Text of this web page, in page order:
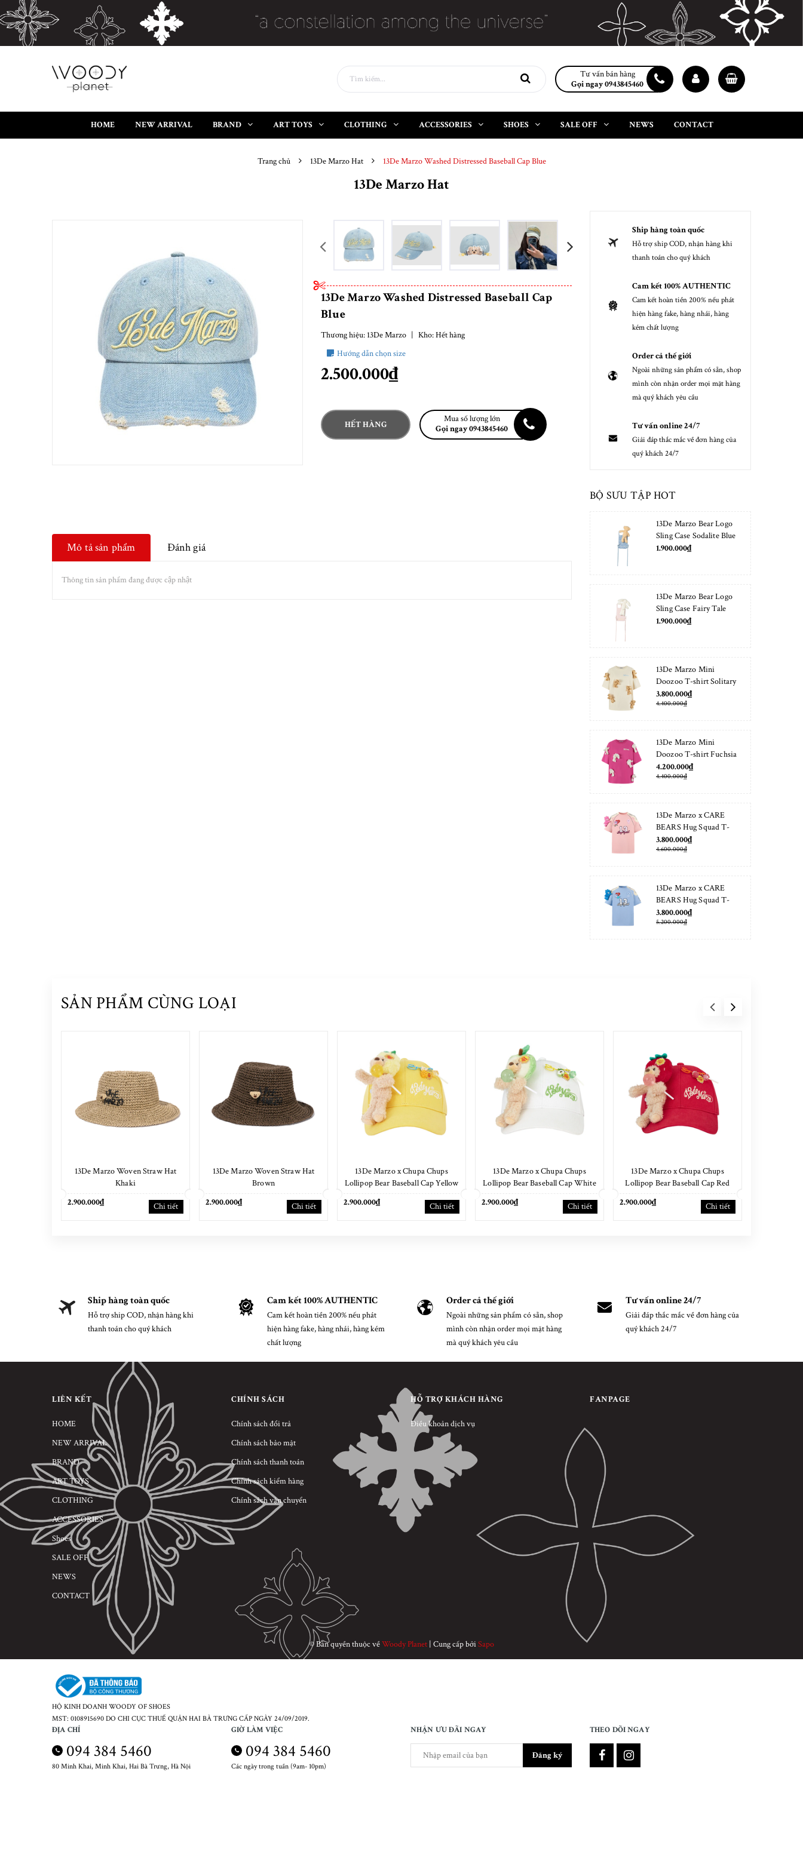
Tư vấn bán hàng
Gọi ngay 0943845460
HOME NEW ARRIVAL BRAND ART TOYS CLOTHING ACCESSORIES SHOES SALE OFF NEWS CONTACT
Trang chủ 13De Marzo Hat 13De Marzo Washed Distressed Baseball Cap Blue
13De Marzo Hat
prev next
13De Marzo Washed Distressed Baseball Cap
Blue
Thương hiệu: 13De Marzo | Kho:Hết hàng
Hướng dẫn chọn size
2.500.000₫
HẾT HÀNG
Mua số lượng lớn
Gọi ngay 0943845460
Mô tả sản phẩm Đánh giá
Thông tin sản phẩm đang được cập nhật
Ship hàng toàn quốc
Hỗ trợ ship COD, nhận hàng khi
thanh toán cho quý khách
Cam kết 100% AUTHENTIC
Cam kết hoàn tiền 200% nếu phát
hiện hàng fake, hàng nhái, hàng
kém chất lượng
Order cả thế giới
Ngoài những sản phẩm có sẵn, shop
mình còn nhận order mọi mặt hàng
mà quý khách yêu cầu
Tư vấn online 24/7
Giải đáp thắc mắc về đơn hàng của
quý khách 24/7
BỘ SƯU TẬP HOT
13De Marzo Bear Logo
Sling Case Sodalite Blue
1.900.000₫
13De Marzo Bear Logo
Sling Case Fairy Tale
1.900.000₫
13De Marzo Mini
Doozoo T-shirt Solitary
Star
3.800.000₫
4.400.000₫
13De Marzo Mini
Doozoo T-shirt Fuchsia
Fedora
4.200.000₫
4.400.000₫
13De Marzo x CARE
BEARS Hug Squad T-
shirt Almond Blossom
3.800.000₫
4.600.000₫
13De Marzo x CARE
BEARS Hug Squad T-
shirt Placid Blue
3.800.000₫
5.200.000₫
SẢN PHẨM CÙNG LOẠI
13De Marzo Woven Straw Hat
Khaki
2.900.000₫
Chi tiết
13De Marzo Woven Straw Hat
Brown
2.900.000₫
Chi tiết
13De Marzo x Chupa Chups
Lollipop Bear Baseball Cap Yellow
2.900.000₫
Chi tiết
13De Marzo x Chupa Chups
Lollipop Bear Baseball Cap White
2.900.000₫
Chi tiết
13De Marzo x Chupa Chups
Lollipop Bear Baseball Cap Red
2.900.000₫
Chi tiết
Ship hàng toàn quốc
Hỗ trợ ship COD, nhận hàng khi
thanh toán cho quý khách
Cam kết 100% AUTHENTIC
Cam kết hoàn tiền 200% nếu phát
hiện hàng fake, hàng nhái, hàng kém
chất lượng
Order cả thế giới
Ngoài những sản phẩm có sẵn, shop
mình còn nhận order mọi mặt hàng
mà quý khách yêu cầu
Tư vấn online 24/7
Giải đáp thắc mắc về đơn hàng của
quý khách 24/7
LIÊN KẾT
HOME
NEW ARRIVAL
BRAND
ART TOYS
CLOTHING
ACCESSORIES
Shoes
SALE OFF
NEWS
CONTACT
CHÍNH SÁCH
Chính sách đổi trả
Chính sách bảo mật
Chính sách thanh toán
Chính sách kiểm hàng
Chính sách vận chuyển
HỖ TRỢ KHÁCH HÀNG
Điều khoản dịch vụ
FANPAGE
© Bản quyền thuộc vềWoody Planet | Cung cấp bởiSapo
HỘ KINH DOANH WOODY OF SHOES
MST: 0108915690 DO CHI CỤC THUẾ QUẬN HAI BÀ TRƯNG CẤP NGÀY 24/09/2019.
ĐỊA CHỈ
094 384 5460
80 Minh Khai, Minh Khai, Hai Bà Trưng, Hà Nội
GIỜ LÀM VIỆC
094 384 5460
Các ngày trong tuần (9am- 10pm)
NHẬN ƯU ĐÃI NGAY
Đăng ký
THEO DÕI NGAY